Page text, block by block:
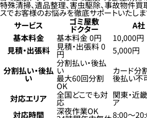
特殊清掃、遺品整理、害虫駆除、事故物件
スでお客様のお悩みを徹底サポートいたしま
サービス
ゴミ屋敷
ドクター A社
基本料金
基本料金 0円 10,000円
見積・出張料
見積・出張料 0
円 5,000円
分割払い・後払
い
分割払い・後払
い
最大60回分割
OK
カード分
後払い不
対応エリア
全国どこでも対
応
関東・近
ア
対応時間
深夜作業OK 8:00〜